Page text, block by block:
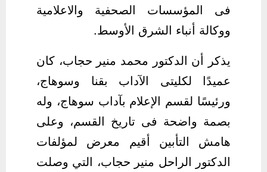
فى المؤسسات الصحفية والاعلامية
ووكالة أنباء الشرق الأوسط.
يذكر أن الدكتور محمد منير حجاب، كان
عميدًا لكليتى الآداب بقنا وسوهاج،
ورئيسًا لقسم الإعلام بآداب سوهاج، وله
بصمة واضحة فى تاريخ القسم، وعلى
هامش التأبين أقيم معرض لمؤلفات
الدكتور الراحل منير حجاب، التي وصلت